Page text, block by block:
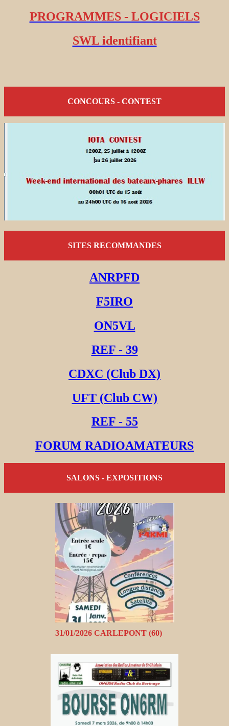
PROGRAMMES - LOGICIELS
SWL identifiant
CONCOURS - CONTEST
SITES RECOMMANDES
ANRPFD
F5IRO
ON5VL
REF - 39
CDXC (Club DX)
UFT (Club CW)
REF - 55
FORUM RADIOAMATEURS
SALONS - EXPOSITIONS
31/01/2026 CARLEPONT (60)